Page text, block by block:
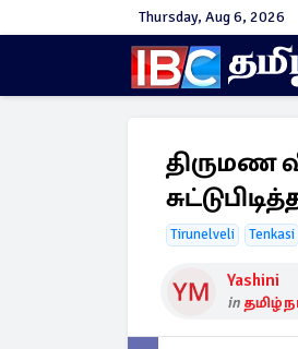
Thursday, Aug 6, 2026
திருமண
Tirunelveli Tenkasi
Yashini
in